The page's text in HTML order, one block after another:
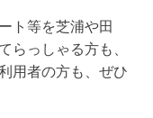
ト等を芝浦や田
らっしゃる方も、
用者の方も、ぜひ